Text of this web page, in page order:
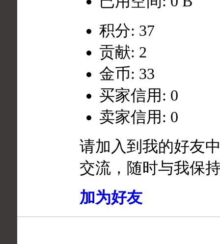
积分: 37
贡献: 2
金币: 33
买家信用: 0
卖家信用: 0
请加入到我的好友
交流，随时与我保
加为好友